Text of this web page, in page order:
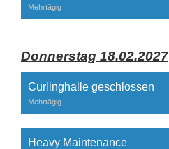
Mehrtägig
Donnerstag 18.02.2027
Curlinghalle geschlossen
Mehrtägig
Heavy Maintenance